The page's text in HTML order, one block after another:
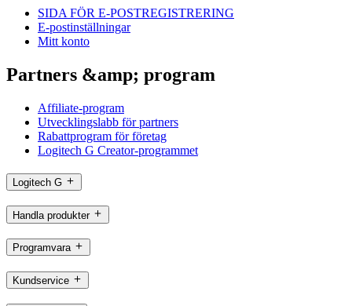
SIDA FÖR E-POSTREGISTRERING
E-postinställningar
Mitt konto
Partners &amp; program
Affiliate-program
Utvecklingslabb för partners
Rabattprogram för företag
Logitech G Creator-programmet
Logitech G
Handla produkter
Programvara
Kundservice